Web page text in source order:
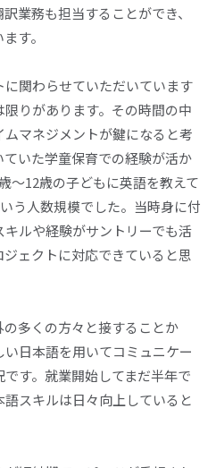
業務も担当することができ、
す。
関わらせていただいています
りがあります。その時間の中
マネジメントが鍵になると考
いた学童保育での経験が活か
〜12歳の子どもに英語を教えて
う人数規模でした。当時身に付
ルや経験がサントリーでも活
ェクトに対応できていると思
多くの方々と接することか
日本語を用いてコミュニケー
す。就業開始してまだ半年で
スキルは日々向上していると